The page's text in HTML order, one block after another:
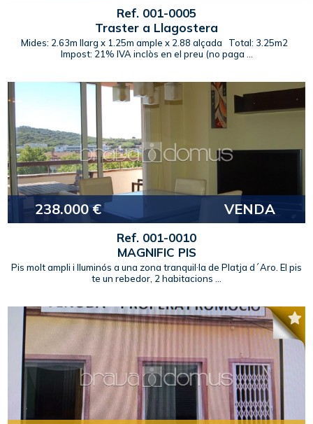
Ref. 001-0005
Traster a Llagostera
Mides: 2.63m llarg x 1.25m ample x 2.88 alçada Total: 3.25m2
Impost: 21% IVA inclòs en el preu (no paga ...
238.000 € VENDA
Ref. 001-0010
MAGNIFIC PIS
Pis molt ampli i lluminós a una zona tranquil·la de Platja d´Aro. El pis
te un rebedor, 2 habitacions ...